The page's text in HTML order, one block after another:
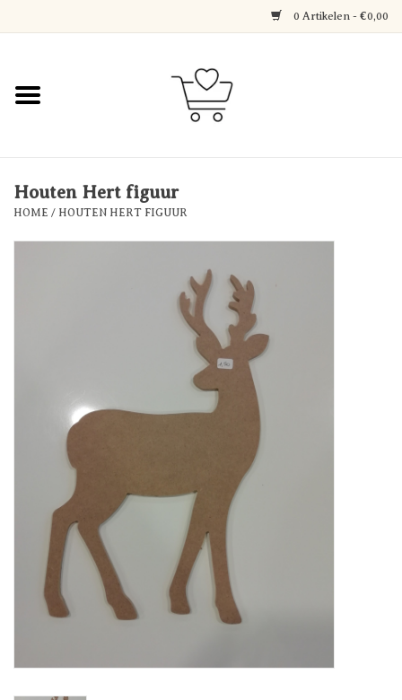
0 Artikelen - €0,00
Home
Decoratie
Over Axelle & Din Hobby
Houten Hert figuur
HOME / HOUTEN HERT FIGUUR